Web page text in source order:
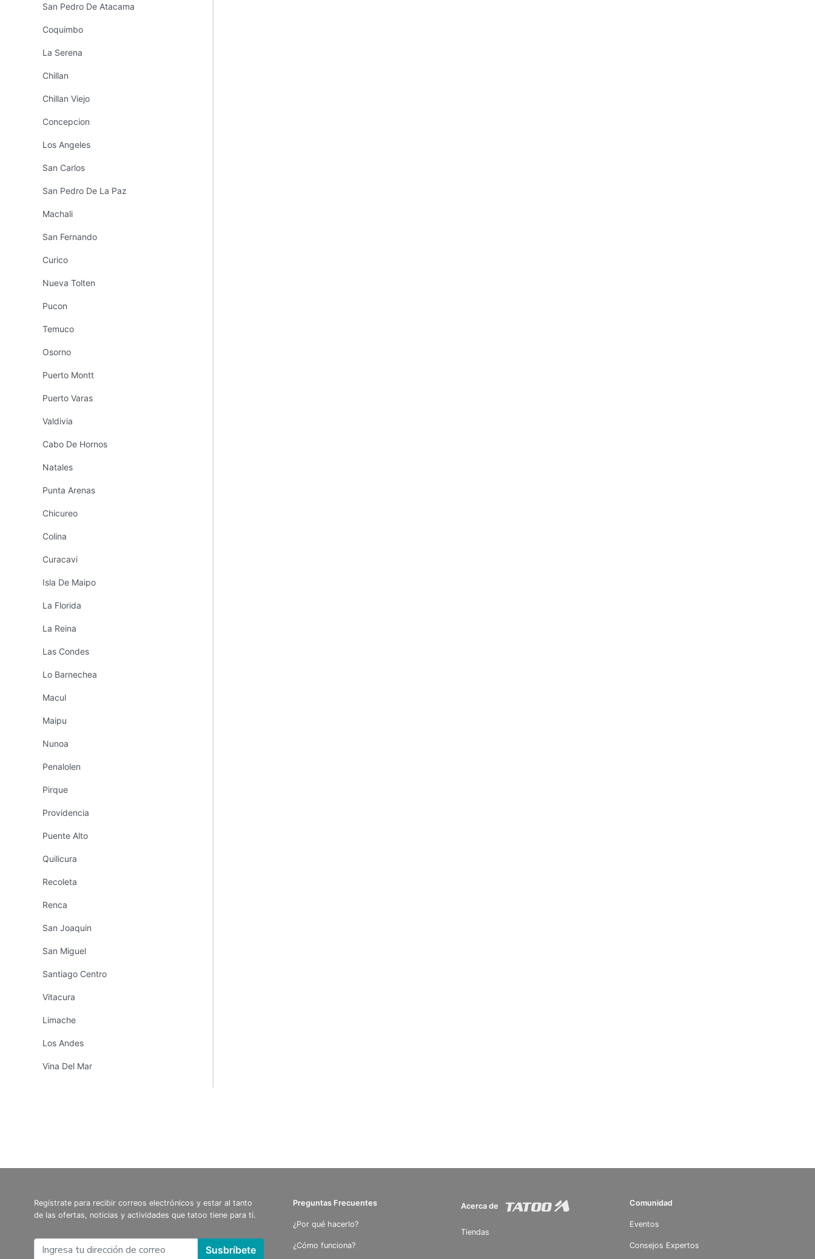
San Pedro De Atacama
Coquimbo
La Serena
Chillan
Chillan Viejo
Concepcion
Los Angeles
San Carlos
San Pedro De La Paz
Machali
San Fernando
Curico
Nueva Tolten
Pucon
Temuco
Osorno
Puerto Montt
Puerto Varas
Valdivia
Cabo De Hornos
Natales
Punta Arenas
Chicureo
Colina
Curacavi
Isla De Maipo
La Florida
La Reina
Las Condes
Lo Barnechea
Macul
Maipu
Nunoa
Penalolen
Pirque
Providencia
Puente Alto
Quilicura
Recoleta
Renca
San Joaquin
San Miguel
Santiago Centro
Vitacura
Limache
Los Andes
Vina Del Mar
Regístrate para recibir correos electrónicos y estar al tanto
de las ofertas, noticias y actividades que tatoo tiene para tí.
Susbríbete
Preguntas Frecuentes
¿Por qué hacerlo?
¿Cómo funciona?
Acerca de
Tiendas
Comunidad
Eventos
Consejos Expertos